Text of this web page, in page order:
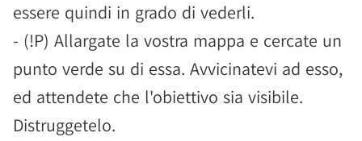
essere quindi in grado di vederli.
- (!P) Allargate la vostra mappa e cercate un
punto verde su di essa. Avvicinatevi ad esso,
ed attendete che l'obiettivo sia visibile.
Distruggetelo.